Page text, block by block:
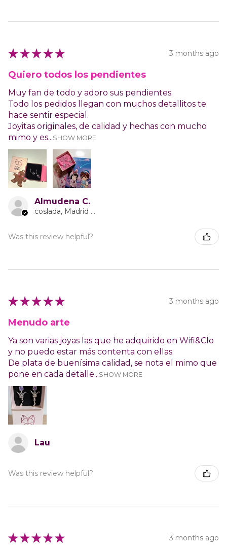
★ ★ ★ ★ ★ 3 months ago
Quiero todos los pendientes
Muy fan de todo y adoro sus pendientes.
Todo los pedidos llegan con muchos detallitos te
hace sentir especial.
Joyitas originales, de calidad y hechas con mucho
mimo y es...SHOW MORE
Almudena C.
coslada, Madrid Province
Was this review helpful?
★ ★ ★ ★ ★ 3 months ago
Menudo arte
Ya son varias joyas las que he adquirido en Wifi&Clo
y no puedo estar más contenta con ellas.
De plata de buenísima calidad, se nota el mimo que
pone en cada detalle...SHOW MORE
Lau
Was this review helpful?
★ ★ ★ ★ ★ 3 months ago